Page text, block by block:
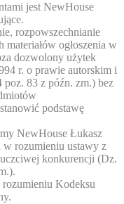
jest NewHouse
rozpowszechnianie
ogłoszenia w
dozwolony użytek
r. o prawie autorskim i
83 z późn. zm.) bez
podstawę
NewHouse Łukasz
w rozumieniu ustawy z
konkurencji (Dz.
Kodeksu